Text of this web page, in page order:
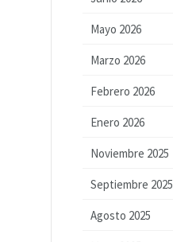
Mayo 2026
Marzo 2026
Febrero 2026
Enero 2026
Noviembre 2025
Septiembre 2025
Agosto 2025